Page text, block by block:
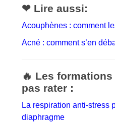
❤ Lire aussi:
Acouphènes : comment
Acné : comment s’en
🔥 Les
pas rater :
La respiration anti-stress
diaphragme